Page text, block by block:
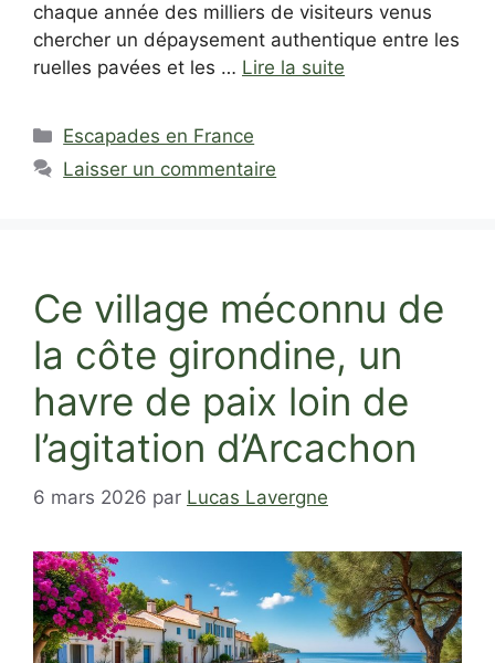
chaque année des milliers de visiteurs venus
chercher un dépaysement authentique entre les
ruelles pavées et les … Lire la suite
Catégories
Escapades en France
Laisser un commentaire
Ce village méconnu de
la côte girondine, un
havre de paix loin de
l’agitation d’Arcachon
6 mars 2026 par Lucas Lavergne